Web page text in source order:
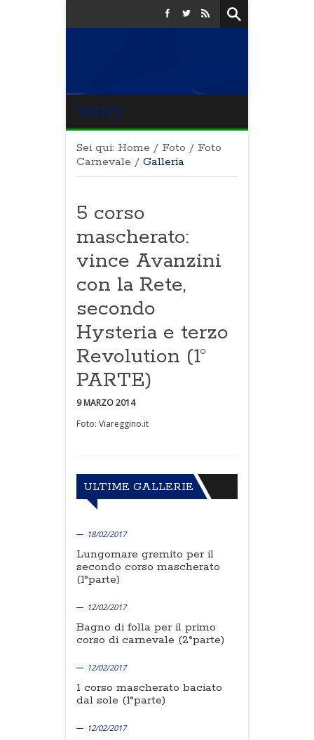
MENU
Sei qui: Home / Foto / Foto
Carnevale / Galleria
5 corso
mascherato:
vince Avanzini
con la Rete,
secondo
Hysteria e terzo
Revolution (1°
PARTE)
9 MARZO 2014
Foto: Viareggino.it
ULTIME GALLERIE
18/02/2017
Lungomare gremito per il
secondo corso mascherato
(1°parte)
12/02/2017
Bagno di folla per il primo
corso di carnevale (2°parte)
12/02/2017
1 corso mascherato baciato
dal sole (1°parte)
12/02/2017